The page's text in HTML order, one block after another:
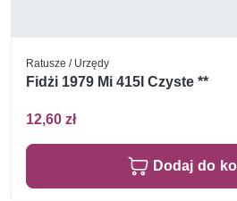
Ratusze / Urzędy
Fidżi 1979 Mi 415I Czyste **
12,60 zł
Dodaj do